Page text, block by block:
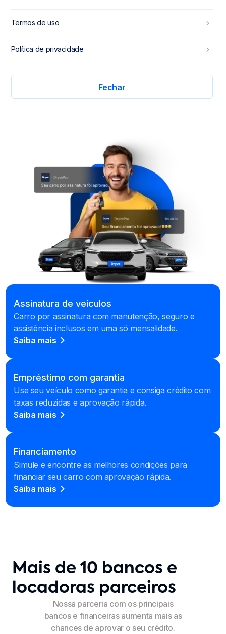
Termos de uso menu_right
Política de privacidade menu_right
Fechar
Carros por assinatura
com as melhores
condições
Assinatura de veículos
Carro por assinatura com manutenção, seguro e
assistência inclusos em uma só mensalidade.
Saiba mais
Empréstimo com garantia
Use seu veículo como garantia e consiga crédito com
taxas reduzidas e aprovação rápida.
Saiba mais
Financiamento
Simule e encontre as melhores condições para
financiar seu carro com aprovação rápida.
Saiba mais
Mais de 10 bancos e
locadoras parceiros
Nossa parceria com os principais
bancos e financeiras aumenta mais as
chances de aprovar o seu crédito.